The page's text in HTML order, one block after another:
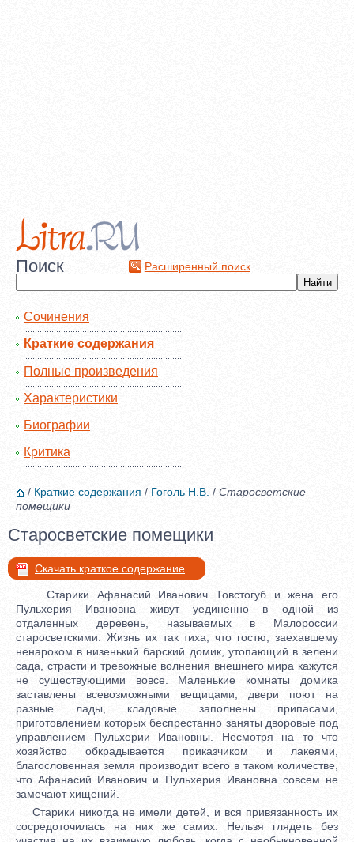
Поиск Расширенный поиск
Сочинения
Краткие содержания
Полные произведения
Характеристики
Биографии
Критика
/ Краткие содержания / Гоголь Н.В. / Старосветские
помещики
Старосветские помещики
Скачать краткое содержание
Старики Афанасий Иванович Товстогуб и жена его
Пульхерия Ивановна живут уединенно в одной из
отдаленных деревень, называемых в Малороссии
старосветскими. Жизнь их так тиха, что гостю, заехавшему
ненароком в низенький барский домик, утопающий в зелени
сада, страсти и тревожные волнения внешнего мира кажутся
не существующими вовсе. Маленькие комнаты домика
заставлены всевозможными вещицами, двери поют на
разные лады, кладовые заполнены припасами,
приготовлением которых беспрестанно заняты дворовые под
управлением Пульхерии Ивановны. Несмотря на то что
хозяйство обкрадывается приказчиком и лакеями,
благословенная земля производит всего в таком количестве,
что Афанасий Иванович и Пульхерия Ивановна совсем не
замечают хищений.
Старики никогда не имели детей, и вся привязанность их
сосредоточилась на них же самих. Нельзя глядеть без